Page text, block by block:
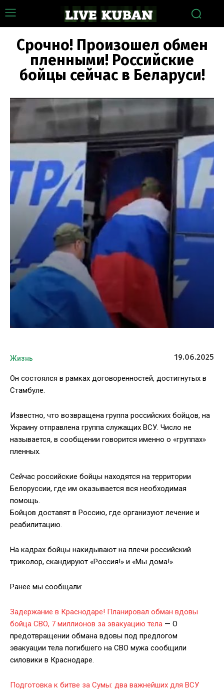
Срочно! Произошел обмен
пленными! Российские
бойцы сейчас в Беларуси!
Жизнь 19.06.2025
Он состоялся в рамках договоренностей, достигнутых в
Стамбуле.
Известно, что возвращена группа российских бойцов, на
Украину отправлена группа служащих ВСУ. Число не
называется, в сообщении говорится именно о «группах»
пленных.
Сейчас российские бойцы находятся на территории
Белоруссии, где им оказывается вся необходимая
помощь.
Бойцов доставят в Россию, где организуют лечение и
реабилитацию.
На кадрах бойцы накидывают на плечи российский
триколор, скандируют «Россия!» и «Мы дома!».
Ранее мы сообщали:
Задержание в Краснодаре! Планировал обман вдовы
бойца СВО, 7 миллионов за эвакуацию тела — О
предотвращении обмана вдовы под предлогом
эвакуации тела погибшего на СВО мужа сообщили
силовики в Краснодаре.
Подготовка к битве за Сумы: два важнейших для ВСУ